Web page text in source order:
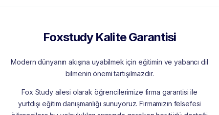
Foxstudy Kalite Garantisi
Modern dünyanın akışına uyabilmek için eğitimin ve yabancı dil
bilmenin önemi tartışılmazdır.
Fox Study ailesi olarak öğrencilerimize firma garantisi ile
yurtdışı eğitim danışmanlığı sunuyoruz. Firmamızın felsefesi